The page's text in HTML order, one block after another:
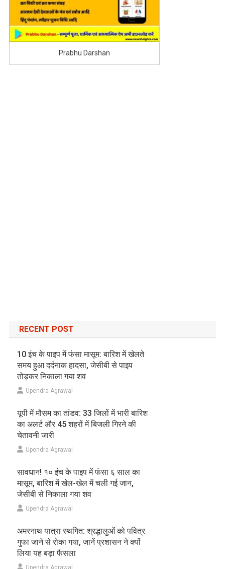
Prabhu Darshan
RECENT POST
10 इंच के पाइप में फंसा मासूम: बारिश में खेलते
समय हुआ दर्दनाक हादसा, जेसीबी से पाइप
तोड़कर निकाला गया शव
Upendra Agrawal
यूपी में मौसम का तांडव: 33 जिलों में भारी बारिश
का अलर्ट और 45 शहरों में बिजली गिरने की
चेतावनी जारी
Upendra Agrawal
सावधान! १० इंच के पाइप में फंसा ६ साल का
मासूम, बारिश में खेल-खेल में चली गई जान,
जेसीबी से निकाला गया शव
Upendra Agrawal
अमरनाथ यात्रा स्थगित: श्रद्धालुओं को पवित्र
गुफा जाने से रोका गया, जानें प्रशासन ने क्यों
लिया यह बड़ा फैसला